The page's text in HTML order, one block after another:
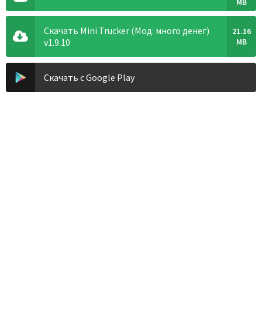
Скачать Mini Trucker (Мод: много денег)
v1.9.10
21.16
MB
Скачать с Google Play